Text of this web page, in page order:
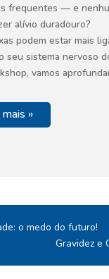
frequentes — e
alívio duradouro?
podem estar mais
seu sistema nervoso
vamos
»
o medo do futuro!
Gravidez e